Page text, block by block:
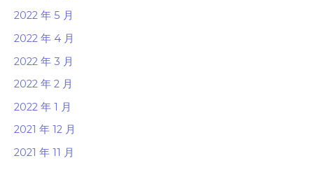
2022 年 5 月
2022 年 4 月
2022 年 3 月
2022 年 2 月
2022 年 1 月
2021 年 12 月
2021 年 11 月